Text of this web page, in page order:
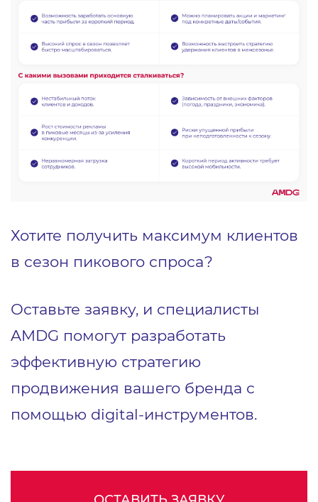
Хотите получить максимум клиентов
в сезон пикового спроса?
Оставьте заявку, и специалисты
AMDG помогут разработать
эффективную стратегию
продвижения вашего бренда с
помощью digital-инструментов.